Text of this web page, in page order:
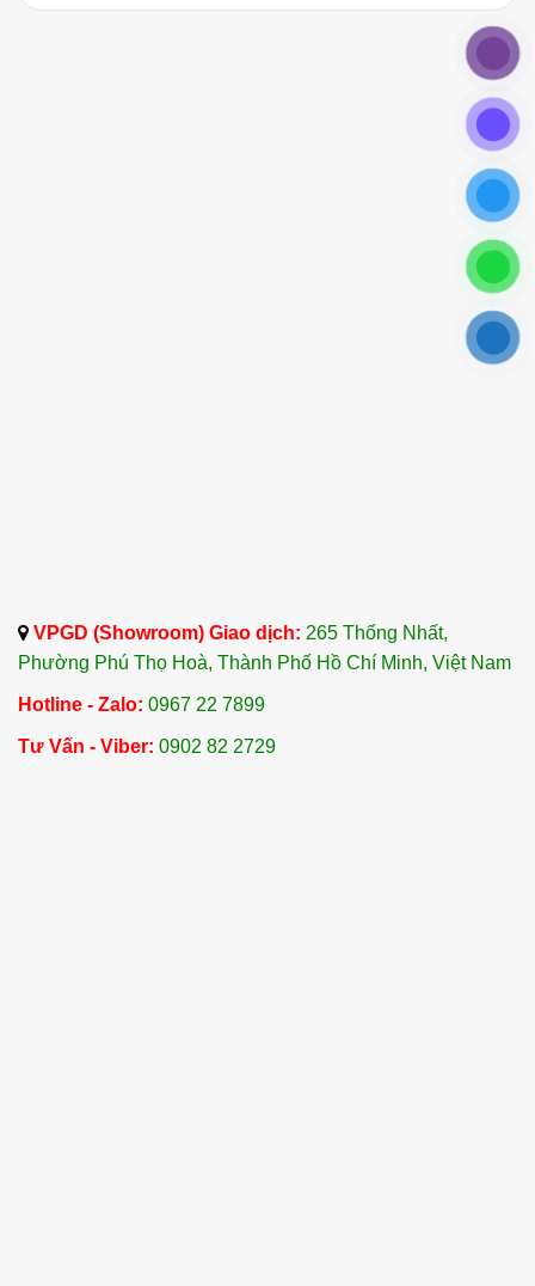
VPGD (Showroom) Giao dịch: 265 Thống Nhất,
Phường Phú Thọ Hoà, Thành Phố Hồ Chí Minh, Việt Nam
Hotline - Zalo: 0967 22 7899
Tư Vấn - Viber: 0902 82 2729